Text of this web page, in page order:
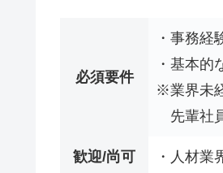
必須要件
・事務経
・基本的
※業界未
先輩社
歓迎/尚可 ・人材業